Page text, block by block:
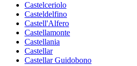
Castelceriolo
Casteldelfino
Castell'Alfero
Castellamonte
Castellania
Castellar
Castellar Guidobono